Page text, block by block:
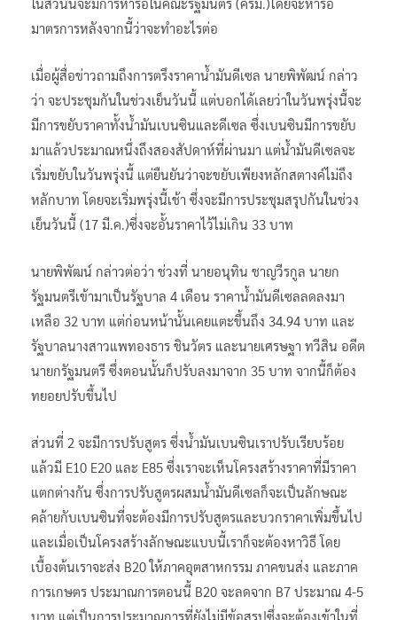
มาตรการหลังจากนี้ว่าจะทำอะไรต่อ
เมื่อผู้สื่อข่าวถามถึงการตรึงราคาน้ำมันดีเซล นายพิพัฒน์ กล่าว
ว่า จะประชุมกันในช่วงเย็นวันนี้ แต่บอกได้เลยว่าในวันพรุ่งนี้จะ
มีการขยับราคาทั้งน้ำมันเบนซินและดีเซล ซึ่งเบนซินมีการขยับ
มาแล้วประมาณหนึ่งถึงสองสัปดาห์ที่ผ่านมา แต่น้ำมันดีเซลจะ
เริ่มขยับในวันพรุ่งนี้ แต่ยืนยันว่าจะขยับเพียงหลักสตางค์ไม่ถึง
หลักบาท โดยจะเริ่มพรุ่งนี้เช้า ซึ่งจะมีการประชุมสรุปกันในช่วง
เย็นวันนี้ (17 มี.ค.)ซึ่งจะอั้นราคาไว้ไม่เกิน 33 บาท
นายพิพัฒน์ กล่าวต่อว่า ช่วงที่ นายอนุทิน ชาญวีรกูล นายก
รัฐมนตรีเข้ามาเป็นรัฐบาล 4 เดือน ราคาน้ำมันดีเซลลดลงมา
เหลือ 32 บาท แต่ก่อนหน้านั้นเคยแตะขึ้นถึง 34.94 บาท และ
รัฐบาลนางสาวแพทองธาร ชินวัตร และนายเศรษฐา ทวีสิน อดีต
นายกรัฐมนตรี ซึ่งตอนนั้นก็ปรับลงมาจาก 35 บาท จากนี้ก็ต้อง
ทยอยปรับขึ้นไป
ส่วนที่ 2 จะมีการปรับสูตร ซึ่งน้ำมันเบนซินเราปรับเรียบร้อย
แล้วมี E10 E20 และ E85 ซึ่งเราจะเห็นโครงสร้างราคาที่มีราคา
แตกต่างกัน ซึ่งการปรับสูตรผสมน้ำมันดีเซลก็จะเป็นลักษณะ
คล้ายกับเบนซินที่จะต้องมีการปรับสูตรและบวกราคาเพิ่มขึ้นไป
และเมื่อเป็นโครงสร้างลักษณะแบบนี้เราก็จะต้องหาวิธี โดย
เบื้องต้นเราจะส่ง B20 ให้ภาคอุตสาหกรรม ภาคขนส่ง และภาค
การเกษตร ประมาณการตอนนี้ B20 จะลดจาก B7 ประมาณ 4-5
บาท แต่เป็นการประมาณการที่ยังไม่มีข้อสรุปซึ่งจะต้องเข้าในที่